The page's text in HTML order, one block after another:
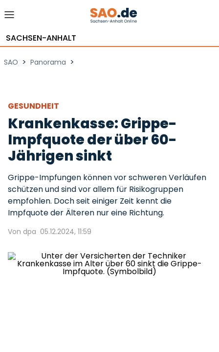
SACHSEN-ANHALT
SAO > Panorama >
GESUNDHEIT
Krankenkasse: Grippe-
Impfquote der über 60-
Jährigen sinkt
Grippe-Impfungen können vor schweren Verläufen
schützen und sind vor allem für Risikogruppen
empfohlen. Doch seit einiger Zeit kennt die
Impfquote der Älteren nur eine Richtung.
Von dpa 05.12.2024, 11:59